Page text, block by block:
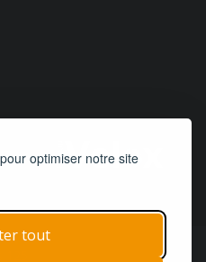
optimiser notre site
tout
| Tous droits réservés